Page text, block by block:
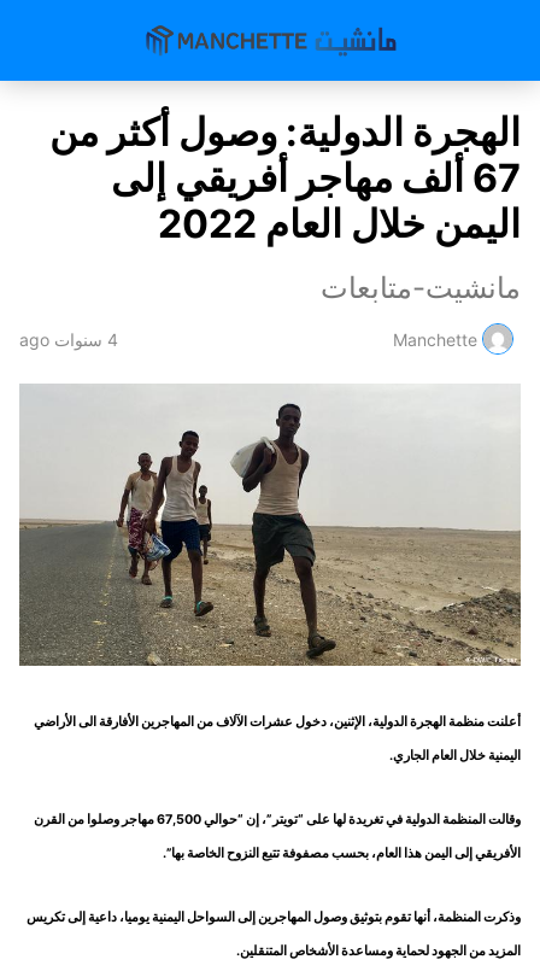
الهجرة الدولية: وصول أكثر من
67 ألف مهاجر أفريقي إلى
اليمن خلال العام 2022
مانشيت-متابعات
Manchette 4 سنوات ago
أعلنت منظمة الهجرة الدولية، الإثنين، دخول عشرات الآلاف من المهاجرين الأفارقة الى الأراضي
اليمنية خلال العام الجاري.
وقالت المنظمة الدولية في تغريدة لها على “تويتر”، إن “حوالي 67,500 مهاجر وصلوا من القرن
الأفريقي إلى اليمن هذا العام، بحسب مصفوفة تتبع النزوح الخاصة بها”.
وذكرت المنظمة، أنها تقوم بتوثيق وصول المهاجرين إلى السواحل اليمنية يوميا، داعية إلى تكريس
المزيد من الجهود لحماية ومساعدة الأشخاص المتنقلين.